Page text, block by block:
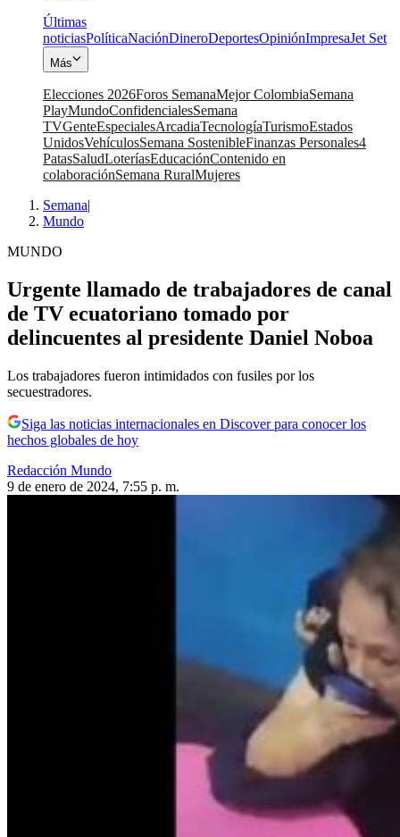
Últimas
noticiasPolíticaNaciónDineroDeportesOpiniónImpresaJet Set
Más
Elecciones 2026Foros SemanaMejor ColombiaSemana
PlayMundoConfidencialesSemana
TVGenteEspecialesArcadiaTecnologíaTurismoEstados
UnidosVehículosSemana SostenibleFinanzas Personales4
PatasSaludLoteríasEducaciónContenido en
colaboraciónSemana RuralMujeres
Semana|
Mundo
MUNDO
Urgente llamado de trabajadores de canal
de TV ecuatoriano tomado por
delincuentes al presidente Daniel Noboa
Los trabajadores fueron intimidados con fusiles por los
secuestradores.
Siga las noticias internacionales en Discover para conocer los
hechos globales de hoy
Redacción Mundo
9 de enero de 2024, 7:55 p. m.